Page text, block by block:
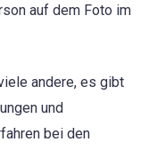
auf dem Foto im
andere, es gibt
und
bei den